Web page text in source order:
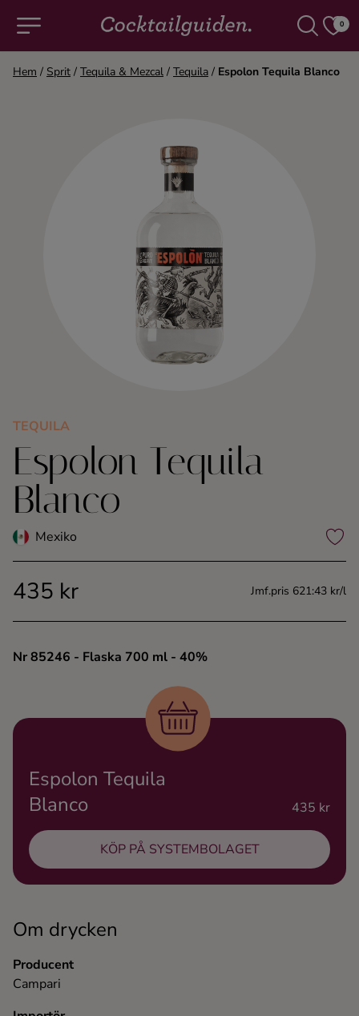
0
Alla cocktails & drinkar
Konjak
Likör
Rom
Tequila
Hem / Sprit / Tequila & Mezcal / Tequila / Espolon Tequila Blanco
TEQUILA
Espolon Tequila
Blanco
Mexiko
435 kr Jmf.pris 621:43 kr/l
Nr 85246 - Flaska 700 ml - 40%
Om drycken
Producent
Campari
Espolon Tequila
Blanco
435 kr
KÖP PÅ SYSTEMBOLAGET